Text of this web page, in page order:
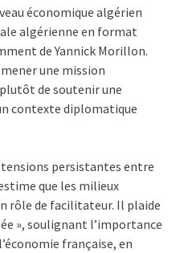
économique algérien
algérienne en format
de Yannick Morillon.
une mission
de soutenir une
contexte diplomatique
tensions persistantes entre
que les milieux
rôle de facilitateur. Il plaide
», soulignant l’importance
française, en